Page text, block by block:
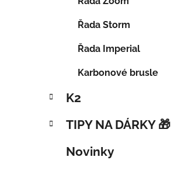
Řada Storm
Řada Imperial
Karbonové brusle
K2
TIPY NA DÁRKY 🎁
Novinky